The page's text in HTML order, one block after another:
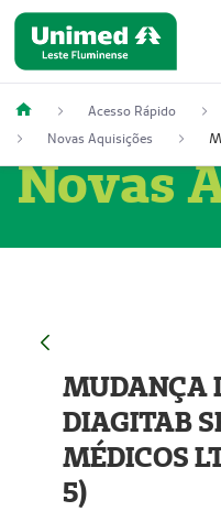
Acesso Rápido
Novas Aquisições
Novas
MUDANÇA
DIAGITAB
MÉDICOS
5)